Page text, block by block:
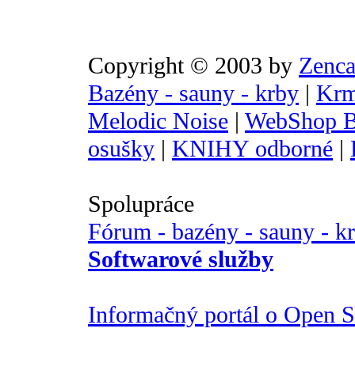
Copyright © 2003 by
Bazény - sauny - krby |
Melodic Noise | WebShop
osušky | KNIHY odborné |
Spolupráce
Fórum - bazény - sauny -
Softwarové služby
Informačný portál o Open